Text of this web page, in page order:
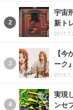
宇宙
新ト
【今
ーク
実現
ンセ